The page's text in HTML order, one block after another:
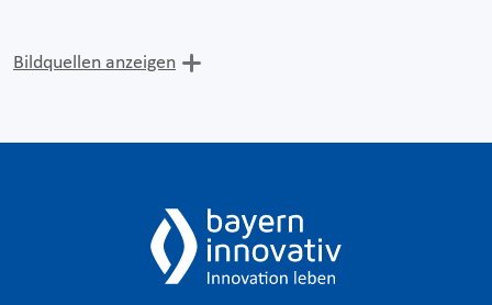
Bildquellen anzeigen